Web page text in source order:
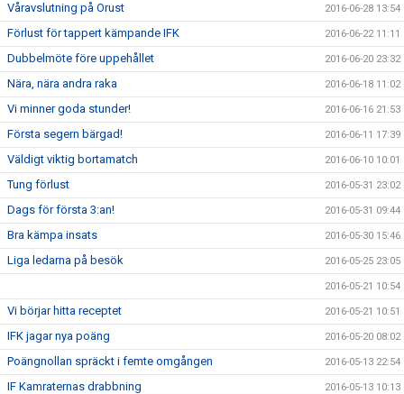
Våravslutning på Orust 2016-06-28 13:54
Förlust för tappert kämpande IFK 2016-06-22 11:11
Dubbelmöte före uppehållet 2016-06-20 23:32
Nära, nära andra raka 2016-06-18 11:02
Vi minner goda stunder! 2016-06-16 21:53
Första segern bärgad! 2016-06-11 17:39
Väldigt viktig bortamatch 2016-06-10 10:01
Tung förlust 2016-05-31 23:02
Dags för första 3:an! 2016-05-31 09:44
Bra kämpa insats 2016-05-30 15:46
Liga ledarna på besök 2016-05-25 23:05
2016-05-21 10:54
Vi börjar hitta receptet 2016-05-21 10:51
IFK jagar nya poäng 2016-05-20 08:02
Poängnollan spräckt i femte omgången 2016-05-13 22:54
IF Kamraternas drabbning 2016-05-13 10:13